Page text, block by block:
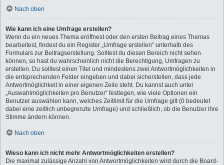
Nach oben
Wie kann ich eine Umfrage erstellen?
Wenn du ein neues Thema eröffnest oder den ersten Beitrag eines Themas
bearbeitest, findest du ein Register „Umfrage erstellen“ unterhalb des
Formulars zur Beitragserstellung. Solltest du diesen Bereich nicht sehen
können, so hast du wahrscheinlich nicht die Berechtigung, Umfragen zu
erstellen. Du solltest einen Titel und mindestens zwei Antwortmöglichkeiten in
die entsprechenden Felder eingeben und dabei sicherstellen, dass jede
Antwortmöglichkeit in einer eigenen Zeile steht. Du kannst auch unter
„Auswahlmöglichkeiten pro Benutzer“ festlegen, wie viele Optionen ein
Benutzer auswählen kann, welches Zeitlimit für die Umfrage gilt (0 bedeutet
dabei eine zeitlich unbegrenzte Umfrage) und schließlich, ob die Benutzer ihre
Stimme ändern können.
Nach oben
Wieso kann ich nicht mehr Antwortmöglichkeiten erstellen?
Die maximal zulässige Anzahl von Antwortmöglichkeiten wird durch die Board-